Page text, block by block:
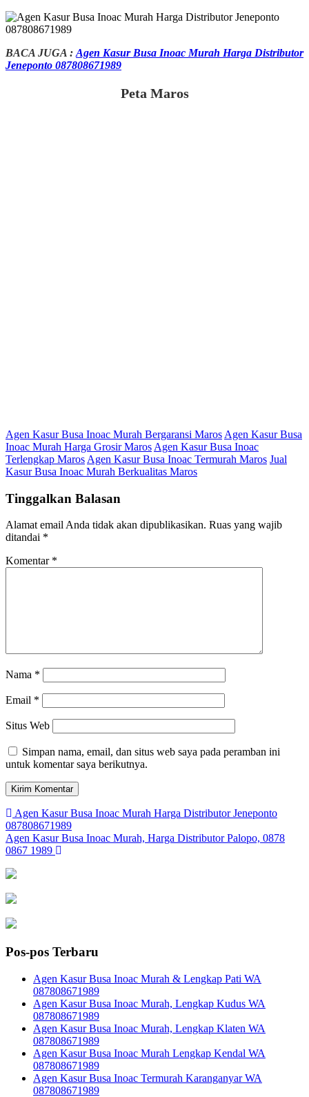
BACA JUGA : Agen Kasur Busa Inoac Murah Harga Distributor
Jeneponto 087808671989
Peta Maros
Agen Kasur Busa Inoac Murah Bergaransi Maros Agen Kasur Busa
Inoac Murah Harga Grosir Maros Agen Kasur Busa Inoac
Terlengkap Maros Agen Kasur Busa Inoac Termurah Maros Jual
Kasur Busa Inoac Murah Berkualitas Maros
Tinggalkan Balasan
Alamat email Anda tidak akan dipublikasikan. Ruas yang wajib
ditandai *
Komentar *
Nama *
Email *
Situs Web
Simpan nama, email, dan situs web saya pada peramban ini
untuk komentar saya berikutnya.
Navigasi
pos
Agen Kasur Busa Inoac Murah Harga Distributor Jeneponto
087808671989
Agen Kasur Busa Inoac Murah, Harga Distributor Palopo, 0878
0867 1989
Pos-pos Terbaru
Agen Kasur Busa Inoac Murah & Lengkap Pati WA
087808671989
Agen Kasur Busa Inoac Murah, Lengkap Kudus WA
087808671989
Agen Kasur Busa Inoac Murah, Lengkap Klaten WA
087808671989
Agen Kasur Busa Inoac Murah Lengkap Kendal WA
087808671989
Agen Kasur Busa Inoac Termurah Karanganyar WA
087808671989